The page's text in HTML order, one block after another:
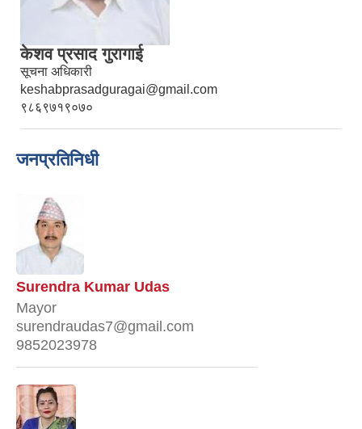
केशव प्रसाद गुरागाई
सूचना अधिकारी
keshabprasadguragai@gmail.com
९८६९७१९०७०
जनप्रतिनिधी
Surendra Kumar Udas
Mayor
surendraudas7@gmail.com
9852023978